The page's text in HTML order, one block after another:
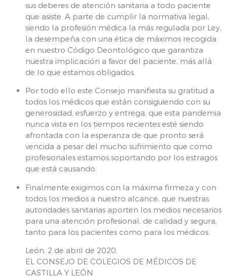
sus deberes de atención sanitaria a todo paciente
que asiste. A parte de cumplir la normativa legal,
siendo la profesión médica la más regulada por Ley,
la desempeña con una ética de máximos recogida
en nuestro Código Deontológico que garantiza
nuestra implicación a favor del paciente, más allá
de lo que estamos obligados.
Por todo ello este Consejo manifiesta su gratitud a
todos los médicos que están consiguiendo con su
generosidad, esfuerzo y entrega, que esta pandemia
nunca vista en los tiempos recientes esté siendo
afrontada con la esperanza de que pronto será
vencida a pesar del mucho sufrimiento que como
profesionales estamos soportando por los estragos
que está causando.
Finalmente exigimos con la máxima firmeza y con
todos los medios a nuestro alcance, que nuestras
autoridades sanitarias aporten los medios necesarios
para una atención profesional, de calidad y segura,
tanto para los pacientes como para los médicos.
León, 2 de abril de 2020.
EL CONSEJO DE COLEGIOS DE MÉDICOS DE
CASTILLA Y LEÓN